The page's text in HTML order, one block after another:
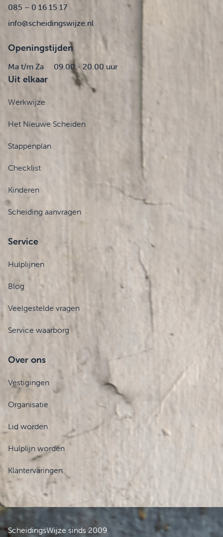
085 – 0 16 15 17
info@scheidingswijze.nl
Openingstijden
Ma t/m Za 09.00 - 20.00 uur
Uit elkaar
Werkwijze
Het Nieuwe Scheiden
Stappenplan
Checklist
Kinderen
Scheiding aanvragen
Service
Hulplijnen
Blog
Veelgestelde vragen
Service waarborg
Over ons
Vestigingen
Organisatie
Lid worden
Hulplijn worden
Klantervaringen
ScheidingsWijze sinds 2009